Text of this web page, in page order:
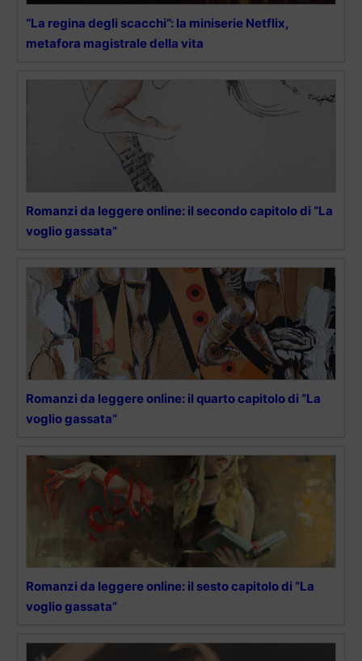
“La regina degli scacchi”: la miniserie Netflix,
metafora magistrale della vita
Romanzi da leggere online: il secondo capitolo di “La
voglio gassata”
Romanzi da leggere online: il quarto capitolo di “La
voglio gassata”
Romanzi da leggere online: il sesto capitolo di “La
voglio gassata”